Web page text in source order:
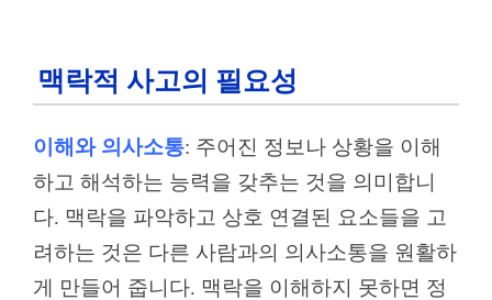
맥락적 사고의 필요성
이해와 의사소통: 주어진 정보나 상황을 이해
하고 해석하는 능력을 갖추는 것을 의미합니
다. 맥락을 파악하고 상호 연결된 요소들을 고
려하는 것은 다른 사람과의 의사소통을 원활하
게 만들어 줍니다. 맥락을 이해하지 못하면 정